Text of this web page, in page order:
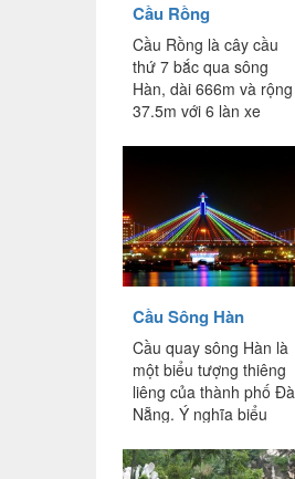
Cầu Rồng
Cầu Rồng là cây cầu
thứ 7 bắc qua sông
Hàn, dài 666m và rộng
37.5m với 6 làn xe
Cầu Sông Hàn
Cầu quay sông Hàn là
một biểu tượng thiêng
liêng của thành phố Đà
Nẵng. Ý nghĩa biểu
chứa trong đó...